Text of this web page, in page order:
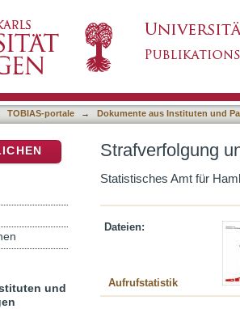
TOBIAS-portale → Dokumente aus Instituten und
Strafverfolgung
Statistisches Amt für
Dateien:
Aufrufstatistik
und